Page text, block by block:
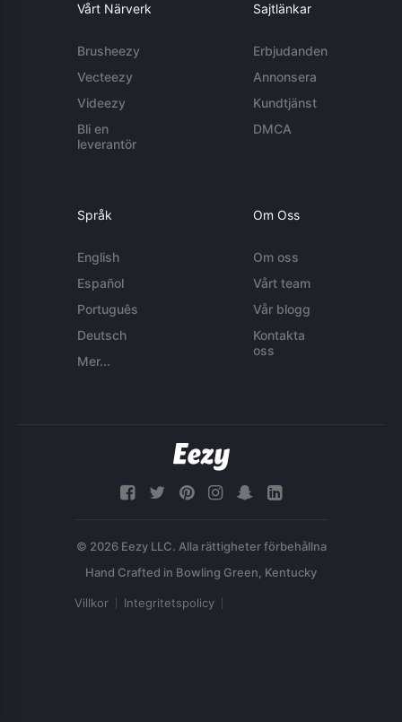
Vårt Närverk
Brusheezy
Vecteezy
Videezy
Bli en
leverantör
Sajtlänkar
Erbjudanden
Annonsera
Kundtjänst
DMCA
Språk
English
Español
Português
Deutsch
Mer...
Om Oss
Om oss
Vårt team
Vår blogg
Kontakta
oss
© 2026 Eezy LLC. Alla rättigheter förbehållna
Villkor Integritetspolicy